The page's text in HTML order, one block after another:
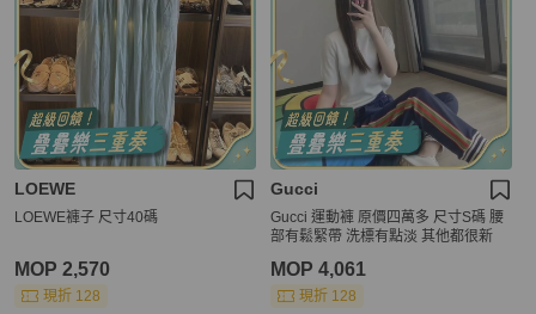
LOEWE
LOEWE褲子 尺寸40碼
MOP 2,570
現折 128
Gucci
Gucci 運動褲 原價四萬多 尺寸S碼 腰
部有鬆緊帶 洗標有點淡 其他都很新
MOP 4,061
現折 128